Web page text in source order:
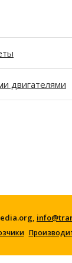
двигателями